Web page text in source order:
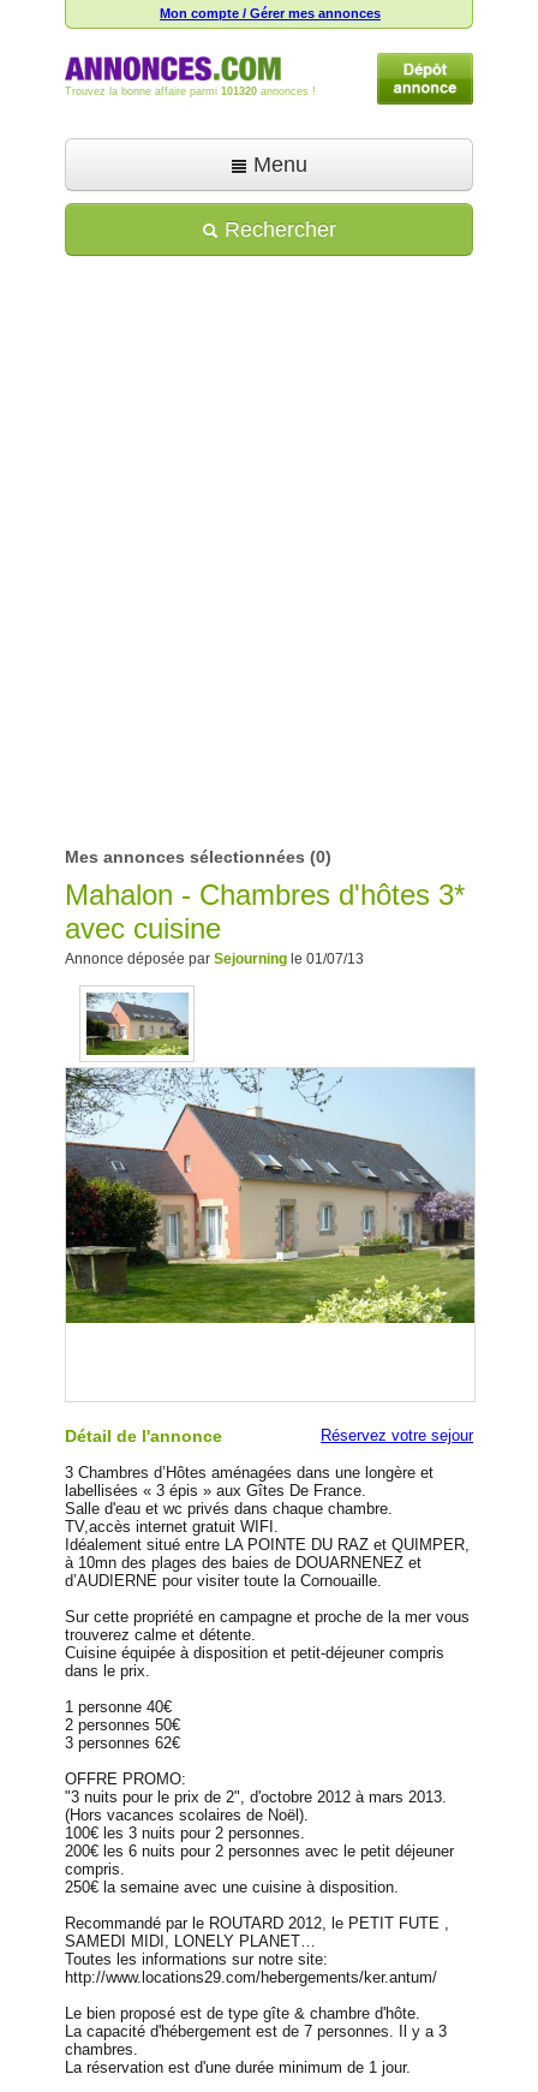
Mon compte / Gérer mes annonces
Trouvez la bonne affaire parmi 101320 annonces !
Menu
Déposer une annonce
Rechercher
Mes annonces sélectionnées (0)
Mahalon - Chambres d'hôtes 3*
avec cuisine
Annonce déposée par Sejourning le 01/07/13
Réservez votre sejour
Détail de l'annonce
3 Chambres d’Hôtes aménagées dans une longère et
labellisées « 3 épis » aux Gîtes De France.
Salle d'eau et wc privés dans chaque chambre.
TV,accès internet gratuit WIFI.
Idéalement situé entre LA POINTE DU RAZ et QUIMPER,
à 10mn des plages des baies de DOUARNENEZ et
d’AUDIERNE pour visiter toute la Cornouaille.
Sur cette propriété en campagne et proche de la mer vous
trouverez calme et détente.
Cuisine équipée à disposition et petit-déjeuner compris
dans le prix.
1 personne 40€
2 personnes 50€
3 personnes 62€
OFFRE PROMO:
"3 nuits pour le prix de 2", d'octobre 2012 à mars 2013.
(Hors vacances scolaires de Noël).
100€ les 3 nuits pour 2 personnes.
200€ les 6 nuits pour 2 personnes avec le petit déjeuner
compris.
250€ la semaine avec une cuisine à disposition.
Recommandé par le ROUTARD 2012, le PETIT FUTE ,
SAMEDI MIDI, LONELY PLANET…
Toutes les informations sur notre site:
http://www.locations29.com/hebergements/ker.antum/
Le bien proposé est de type gîte & chambre d'hôte.
La capacité d'hébergement est de 7 personnes. Il y a 3
chambres.
La réservation est d'une durée minimum de 1 jour.